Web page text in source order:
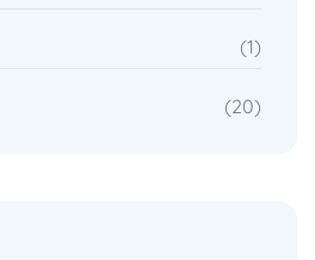
1
20